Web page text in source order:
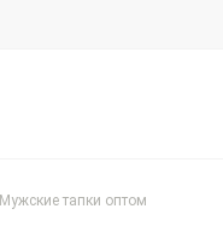
Мужские тапки оптом